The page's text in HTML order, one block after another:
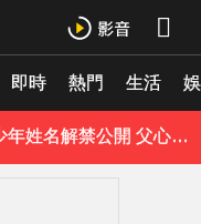
即時 熱門 生活
下大小事！
新北割頸案近3年！受害少年姓名解禁公開 父心碎發聲